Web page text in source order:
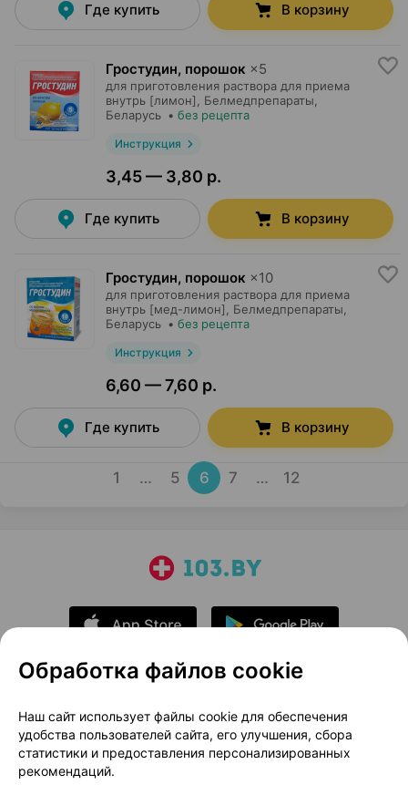
Где купить В корзину
Гростудин, порошок ×5
для приготовления раствора для приема
внутрь [лимон],
Белмедпрепараты
Беларусь • без рецепта
Инструкция
3,45 — 3,80 р.
Где купить В корзину
Гростудин, порошок ×10
для приготовления раствора для приема
внутрь [мед-лимон],
Белмедпрепараты
Беларусь • без рецепта
Инструкция
6,60 — 7,60 р.
Где купить В корзину
1 … 5 6 7 … 12
О проекте
Новости проекта
Размещение рекламы
Медицинский маркетинг
Публичный договор
Доставка
Обработка файлов cookie
Наш сайт использует файлы cookie для обеспечения
удобства пользователей сайта, его улучшения, сбора
статистики и предоставления персонализированных
рекомендаций.